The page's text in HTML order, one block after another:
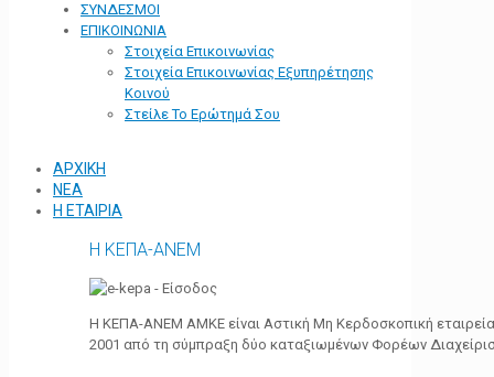
ΣΥΝΔΕΣΜΟΙ
ΕΠΙΚΟΙΝΩΝΙΑ
Στοιχεία Επικοινωνίας
Στοιχεία Επικοινωνίας Εξυπηρέτησης
Κοινού
Στείλε Το Ερώτημά Σου
ΑΡΧΙΚΗ
ΝΕΑ
Η ΕΤΑΙΡΙΑ
Η ΚΕΠΑ-ΑΝΕΜ
Η ΚΕΠΑ-ΑΝΕΜ ΑΜΚΕ είναι Αστική Μη Κερδοσκοπική
2001 από τη σύμπραξη δύο καταξιωμένων Φορέων